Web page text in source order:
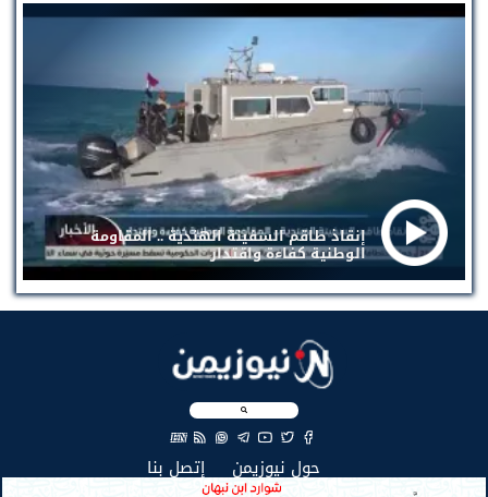
إنقاذ طاقم السفينة الهندية .. المقاومة
الوطنية كفاءة واقتدار
EN
حول نيوزيمن إتصل بنا